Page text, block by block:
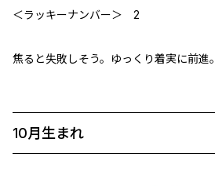
＜ラッキーナンバー＞ 2
焦ると失敗しそう。ゆっくり着実に前進。
10月生まれ